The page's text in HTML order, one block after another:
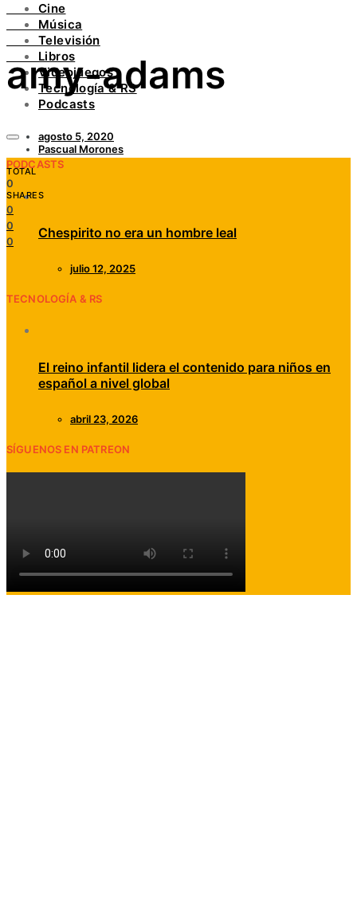
INSTAGRAM
PINTEREST
YOUTUBE
LINKEDIN
Cine
Música
Televisión
Libros
Videojuegos
Tecnología & RS
Podcasts
PODCASTS
Chespirito no era un hombre leal
julio 12, 2025
TECNOLOGÍA & RS
El reino infantil lidera el contenido para niños en
español a nivel global
abril 23, 2026
SÍGUENOS EN PATREON
amy-adams
agosto 5, 2020
Pascual Morones
TOTAL
0
SHARES
0
0
0